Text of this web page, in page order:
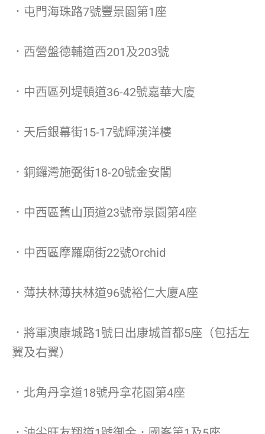
．屯門海珠路7號豐景園第1座
．西營盤德輔道西201及203號
．中西區列堤頓道36-42號嘉華大廈
．天后銀幕街15-17號輝漢洋樓
．銅鑼灣施弼街18-20號金安閣
．中西區舊山頂道23號帝景園第4座
．中西區摩羅廟街22號Orchid
．薄扶林薄扶林道96號裕仁大廈A座
．將軍澳康城路1號日出康城首都5座（包括左
翼及右翼）
．北角丹拿道18號丹拿花園第4座